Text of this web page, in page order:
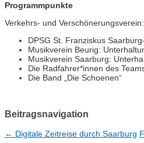
Programmpunkte
Verkehrs- und
DPSG St. Franziskus
Musikverein Beurig:
Musikverein Saarburg:
Die Radfahrer*innen des
Die Band „Die Schoenen“
Beitragsnavigation
← Digitale Zeitreise durch Saarburg